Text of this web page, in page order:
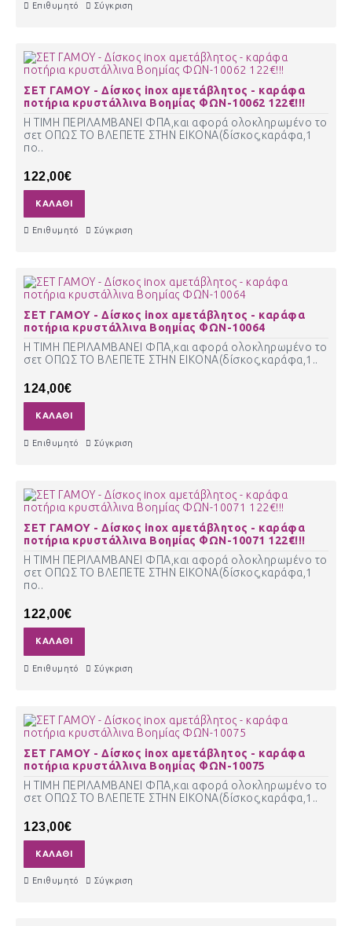
Επιθυμητό Σύγκριση
ΣΕΤ ΓΑΜΟΥ - Δίσκος inox αμετάβλητος - καράφα
ποτήρια κρυστάλλινα Βοημίας ΦΩΝ-10062 122€!!!
Η ΤΙΜΗ ΠΕΡΙΛΑΜΒΑΝΕΙ ΦΠΑ,και αφορά ολοκληρωμένο το
σετ ΟΠΩΣ ΤΟ ΒΛΕΠΕΤΕ ΣΤΗΝ ΕΙΚΟΝΑ(δίσκος,καράφα,1
πο..
122,00€
ΚΑΛΆΘΙ
Επιθυμητό Σύγκριση
ΣΕΤ ΓΑΜΟΥ - Δίσκος inox αμετάβλητος - καράφα
ποτήρια κρυστάλλινα Βοημίας ΦΩΝ-10064
Η ΤΙΜΗ ΠΕΡΙΛΑΜΒΑΝΕΙ ΦΠΑ,και αφορά ολοκληρωμένο το
σετ ΟΠΩΣ ΤΟ ΒΛΕΠΕΤΕ ΣΤΗΝ ΕΙΚΟΝΑ(δίσκος,καράφα,1..
124,00€
ΚΑΛΆΘΙ
Επιθυμητό Σύγκριση
ΣΕΤ ΓΑΜΟΥ - Δίσκος inox αμετάβλητος - καράφα
ποτήρια κρυστάλλινα Βοημίας ΦΩΝ-10071 122€!!!
Η ΤΙΜΗ ΠΕΡΙΛΑΜΒΑΝΕΙ ΦΠΑ,και αφορά ολοκληρωμένο το
σετ ΟΠΩΣ ΤΟ ΒΛΕΠΕΤΕ ΣΤΗΝ ΕΙΚΟΝΑ(δίσκος,καράφα,1
πο..
122,00€
ΚΑΛΆΘΙ
Επιθυμητό Σύγκριση
ΣΕΤ ΓΑΜΟΥ - Δίσκος inox αμετάβλητος - καράφα
ποτήρια κρυστάλλινα Βοημίας ΦΩΝ-10075
Η ΤΙΜΗ ΠΕΡΙΛΑΜΒΑΝΕΙ ΦΠΑ,και αφορά ολοκληρωμένο το
σετ ΟΠΩΣ ΤΟ ΒΛΕΠΕΤΕ ΣΤΗΝ ΕΙΚΟΝΑ(δίσκος,καράφα,1..
123,00€
ΚΑΛΆΘΙ
Επιθυμητό Σύγκριση